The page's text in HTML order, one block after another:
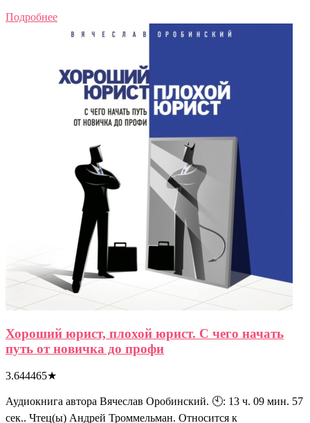
Подробнее
Хороший юрист, плохой юрист. С чего начать
путь от новичка до профи
3.644465★
Аудиокнига автора Вячеслав Оробинский. 🕙: 13 ч. 09 мин. 57
сек.. Чтец(ы) Андрей Троммельман. Относится к